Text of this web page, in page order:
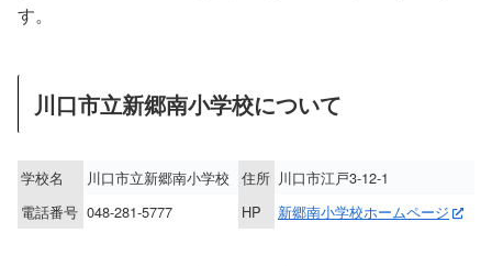
す。
川口市立新郷南小学校について
学校名 川口市立新郷南小学校 住所 川口市江戸3-12-1
電話番号 048-281-5777 HP 新郷南小学校ホームページ